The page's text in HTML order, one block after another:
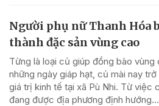
Người phụ nữ Thanh Hóa
thành đặc sản vùng cao
Từng là loại củ giúp đồng bào vùng
những ngày giáp hạt, củ mài nay
giá trị kinh tế tại xã Pù Nhi. Từ việc
đang được địa phương định hướng...